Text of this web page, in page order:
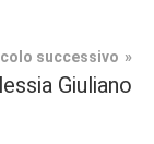
successivo
Giuliano